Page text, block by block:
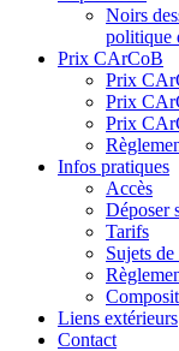
Noirs
politique
Prix CArCoB
Prix
Prix
Prix
Infos pratiques
Accès
Déposer
Tarifs
Sujets de
Liens extérieurs
Contact